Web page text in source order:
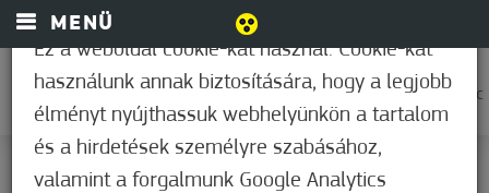
MENÜ
0
30,6°C
KEZDŐOLDAL
VIDEÓK
Ez a weboldal cookie-kat használ. Cookie-kat
használunk annak biztosítására, hogy a legjobb
élményt nyújthassuk webhelyünkön a tartalom
és a hirdetések személyre szabásához,
valamint a forgalmunk Google Analytics